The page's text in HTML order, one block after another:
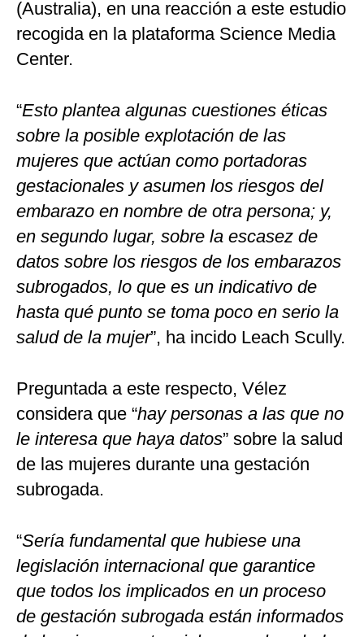
(Australia), en una reacción a este estudio
recogida en la plataforma Science Media
Center.
“Esto plantea algunas cuestiones éticas
sobre la posible explotación de las
mujeres que actúan como portadoras
gestacionales y asumen los riesgos del
embarazo en nombre de otra persona; y,
en segundo lugar, sobre la escasez de
datos sobre los riesgos de los embarazos
subrogados, lo que es un indicativo de
hasta qué punto se toma poco en serio la
salud de la mujer”, ha incido Leach Scully.
Preguntada a este respecto, Vélez
considera que “hay personas a las que no
le interesa que haya datos” sobre la salud
de las mujeres durante una gestación
subrogada.
“Sería fundamental que hubiese una
legislación internacional que garantice
que todos los implicados en un proceso
de gestación subrogada están informados